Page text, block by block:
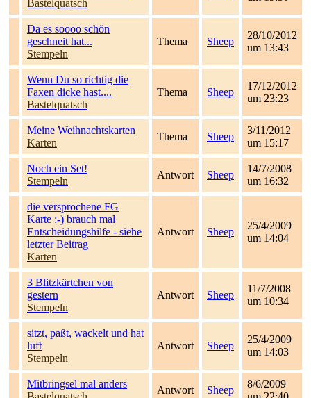
Bastelquatsch
Da es soooo schön
geschneit hat...
Stempeln
Thema Sheep
28/10/2012
um 13:43
Wenn Du so richtig die
Faxen dicke hast....
Bastelquatsch
Thema Sheep
17/12/2012
um 23:23
Meine Weihnachtskarten
Karten
Thema Sheep
3/11/2012
um 15:17
Noch ein Set!
Stempeln
Antwort Sheep
14/7/2008
um 16:32
die versprochene FG
Karte :-) brauch mal
Entscheidungshilfe - siehe
letzter Beitrag
Karten
Antwort Sheep
25/4/2009
um 14:04
3 Blitzkärtchen von
gestern
Stempeln
Antwort Sheep
11/7/2008
um 10:34
sitzt, paßt, wackelt und hat
luft
Stempeln
Antwort Sheep
25/4/2009
um 14:03
Mitbringsel mal anders
Antwort Sheep
8/6/2009